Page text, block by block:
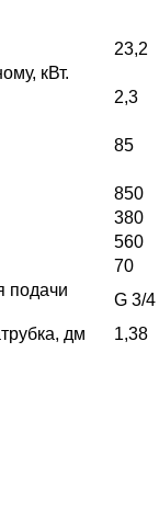
23,2
кВт.
2,3
85
850
380
560
70
подачи
G 3/4
дм
1,38